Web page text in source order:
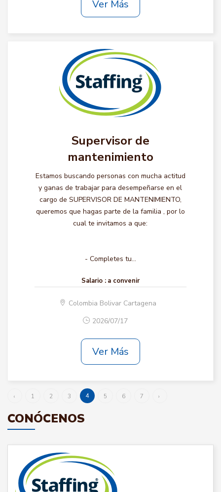
Ver Más
Supervisor de
mantenimiento
Estamos buscando personas con mucha actitud
y ganas de trabajar para desempeñarse en el
cargo de SUPERVISOR DE MANTENIMIENTO,
queremos que hagas parte de la familia , por lo
cual te invitamos a que:
- Completes tu...
Salario : a convenir
Colombia Bolivar Cartagena
2026/07/17
Ver Más
‹ 1 2 3 4 5 6 7 ›
CONÓCENOS